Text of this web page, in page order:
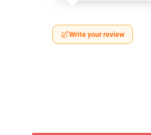
Write your review